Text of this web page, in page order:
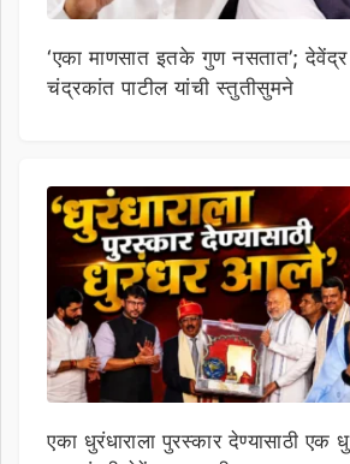
‘एका माणसात इतके गुण नसतात’;
चंद्रकांत पाटील यांची स्तुतीसुमने
एका धुरंधाराला पुरस्कार देण्यासाठी